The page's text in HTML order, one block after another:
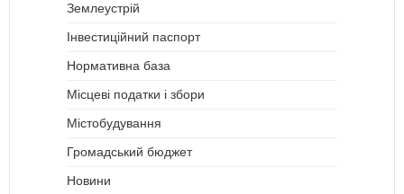
Землеустрій
Інвестиційний паспорт
Нормативна база
Місцеві податки і збори
Містобудування
Громадський бюджет
Новини